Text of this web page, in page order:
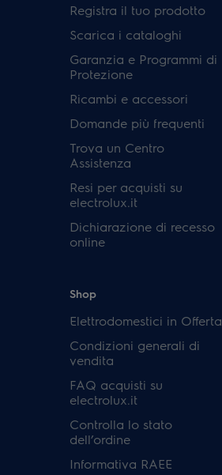
Registra il tuo prodotto
Scarica i cataloghi
Garanzia e Programmi di
Protezione
Ricambi e accessori
Domande più frequenti
Trova un Centro
Assistenza
Resi per acquisti su
electrolux.it
Dichiarazione di recesso
online
Shop
Elettrodomestici in Offerta
Condizioni generali di
vendita
FAQ acquisti su
electrolux.it
Controlla lo stato
dell’ordine
Informativa RAEE